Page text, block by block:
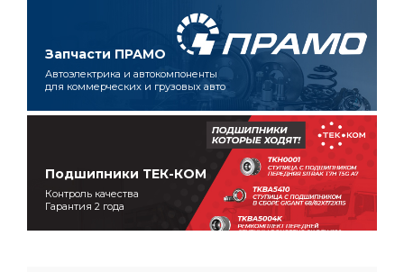
Запчасти ПРАМО
Автоэлектрика и автокомпоненты
для коммерческих и грузовых авто
Подшипники ТЕК-КОМ
Контроль качества
Гарантия 2 года